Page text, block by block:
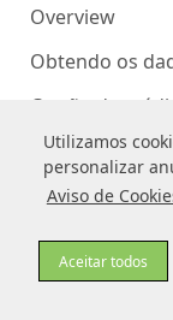
Utilizamos
personalizar
Aviso de
Aceitar todos
Utilizamos
personalizar
Aviso de
Aceitar todos
Overview
Obtendo os
Cartão de
Boleto bancário
Score Pagar.me
Usando
Autorização e